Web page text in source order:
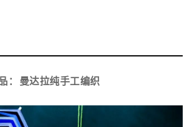
： 曼达拉纯手工编织